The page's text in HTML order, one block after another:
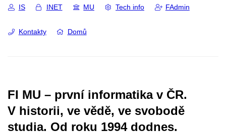
IS INET MU Tech info FAdmin
Kontakty Domů
FI MU – první informatika v ČR.
V historii, ve vědě, ve svobodě
studia. Od roku 1994 dodnes.